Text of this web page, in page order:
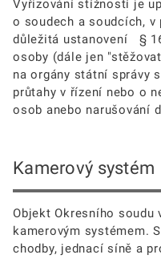
Vyřizování stížností je
o soudech a soudcích,
důležitá ustanovení §
osoby (dále jen
na orgány státní správy
průtahy v řízení nebo o
osob anebo narušování
Kamerový systém
Objekt Okresního soudu
kamerovým systémem.
chodby, jednací síně a